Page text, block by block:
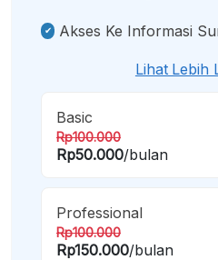
Akses Ke Informasi
Lihat Lebih
Basic
Rp100.000
Rp50.000/bulan
Professional
Rp100.000
Rp150.000/bulan